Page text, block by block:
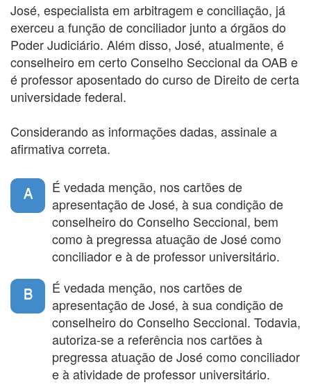
José, especialista em arbitragem e conciliação, já
exerceu a função de conciliador junto a órgãos do
Poder Judiciário. Além disso, José, atualmente, é
conselheiro em certo Conselho Seccional da OAB e
é professor aposentado do curso de Direito de certa
universidade federal.
Considerando as informações dadas, assinale a
afirmativa correta.
A
É vedada menção, nos cartões de
apresentação de José, à sua condição de
conselheiro do Conselho Seccional, bem
como à pregressa atuação de José como
conciliador e à de professor universitário.
B
É vedada menção, nos cartões de
apresentação de José, à sua condição de
conselheiro do Conselho Seccional. Todavia,
autoriza-se a referência nos cartões à
pregressa atuação de José como conciliador
e à atividade de professor universitário.